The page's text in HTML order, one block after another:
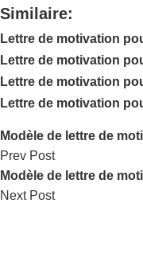
Similaire:
Lettre de motivation
Lettre de motivation
Lettre de motivation
Lettre de motivation
Modèle de lettre de
Prev Post
Modèle de lettre de
Next Post